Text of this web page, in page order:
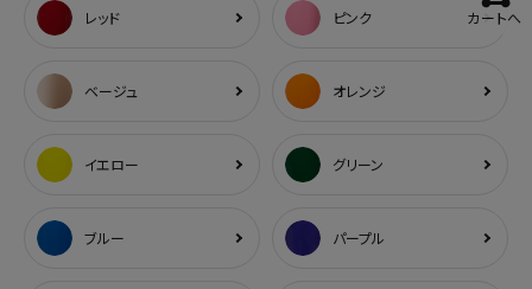
レッド ピンク
ベージュ オレンジ
イエロー グリーン
ブルー パープル
カートへ